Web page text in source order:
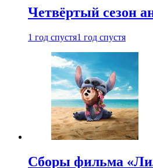
Четвёртый сезон
1 год спустя1 год спустя
Сборы фильма